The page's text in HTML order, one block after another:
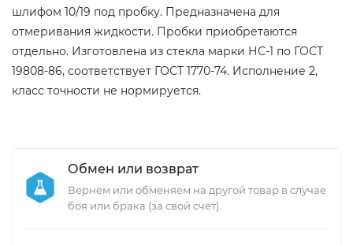
шлифом 10/19 под пробку. Предназначена для
отмеривания жидкости. Пробки приобретаются
отдельно. Изготовлена из стекла марки НС-1 по ГОСТ
19808-86, соответствует ГОСТ 1770-74. Исполнение 2,
класс точности не нормируется.
Обмен или возврат
Вернем или обменяем на другой товар в случае
боя или брака (за свой счет).